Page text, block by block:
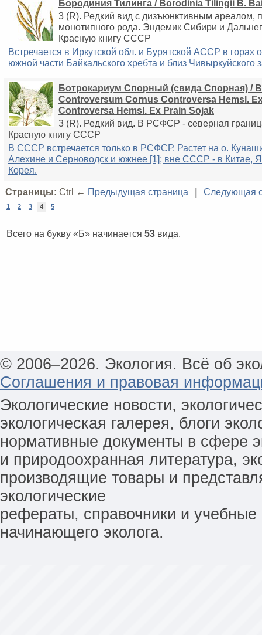
Бородиния Тилинга / Borodinia Tilingii B.
3 (R). Редкий вид с дизъюнктивным ареалом,
монотипного рода. Эндемик Сибири и
Красную книгу СССР
Встречается в Иркутской обл. и Бурятской АССР в горах
южной части Байкальского хребта и близ Чивыркуйского
Ботрокариум Спорный (свида Спорная) /
Controversum Cornus Controversa Hemsl.
Controversa Hemsl. Ex Prain Sojak
3 (R). Редкий вид. В РСФСР - северная
Красную книгу СССР
В СССР встречается только в РСФСР. Растет на о.
Алехине и Серноводск и южнее [1]; вне СССР - в Китае,
Корея.
Страницы: Ctrl ← Предыдущая страница | Следующая
1 2 3 4 5
Всего на букву «Б» начинается 53 вида.
© 2006–2026. Экология. Всё об
Соглашения и правовая
Экологические новости,
экологическая галерея, блоги
нормативные документы в сфере
и природоохранная литература,
производящие товары и
экологические
рефераты, справочники и
начинающего эколога.